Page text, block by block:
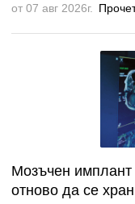
от 07 авг 2026г.
Мозъчен
отново да се